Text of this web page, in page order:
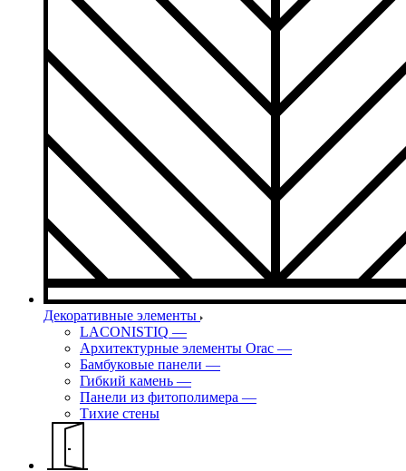
Декоративные элементы
LACONISTIQ —
Архитектурные элементы Orac —
Бамбуковые панели —
Гибкий камень —
Панели из фитополимера —
Тихие стены